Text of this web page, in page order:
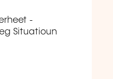
-
Situatioun